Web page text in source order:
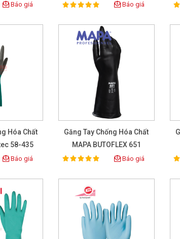
Báo giá Rating:
100% Báo giá
Hóa Chất
58-435
Báo giá
Găng Tay Chống Hóa Chất
MAPA BUTOFLEX 651
Rating:
100% Báo giá